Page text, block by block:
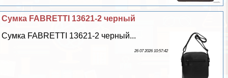
Сумка FABRETTI 13621-2 черный
Сумка FABRETTI 13621-2 черный...
26 07 2026 10:57:42